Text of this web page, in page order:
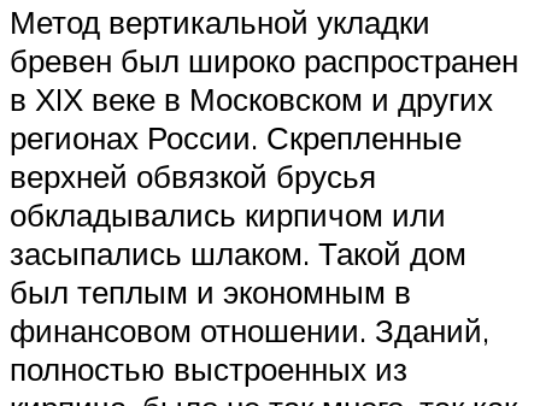
Метод вертикальной укладки
бревен был широко распространен
в ХIХ веке в Московском и других
регионах России. Скрепленные
верхней обвязкой брусья
обкладывались кирпичом или
засыпались шлаком. Такой дом
был теплым и экономным в
финансовом отношении. Зданий,
полностью выстроенных из